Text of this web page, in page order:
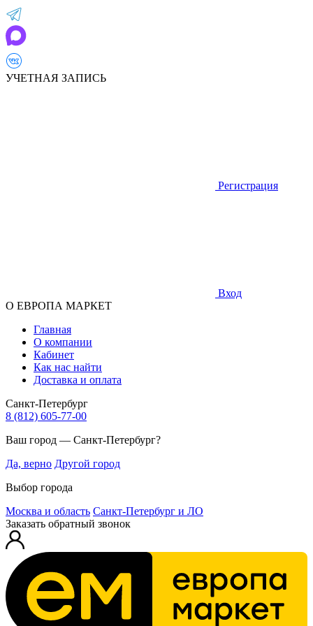
УЧЕТНАЯ ЗАПИСЬ
Регистрация
Вход
О ЕВРОПА МАРКЕТ
Главная
О компании
Кабинет
Как нас найти
Доставка и оплата
Санкт-Петербург
8 (812) 605-77-00
Ваш город — Санкт-Петербург?
Да, верно Другой город
Выбор города
Москва и область Санкт-Петербург и ЛО
Заказать обратный звонок